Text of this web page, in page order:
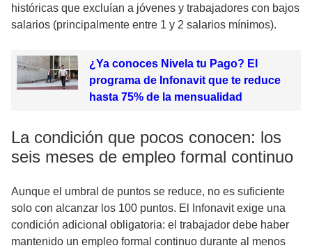
históricas que excluían a jóvenes y trabajadores con bajos
salarios (principalmente entre 1 y 2 salarios mínimos).
¿Ya conoces Nivela tu Pago? El
programa de Infonavit que te reduce
hasta 75% de la mensualidad
La condición que pocos conocen: los
seis meses de empleo formal continuo
Aunque el umbral de puntos se reduce, no es suficiente
solo con alcanzar los 100 puntos. El Infonavit exige una
condición adicional obligatoria: el trabajador debe haber
mantenido un empleo formal continuo durante al menos